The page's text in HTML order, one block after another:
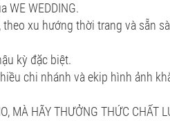
WE WEDDING.
xu hướng thời trang và sẵn
kỳ đặc biệt.
chi nhánh và ekip hình ảnh
MÀ HÃY THƯỞNG THỨC CHẤT